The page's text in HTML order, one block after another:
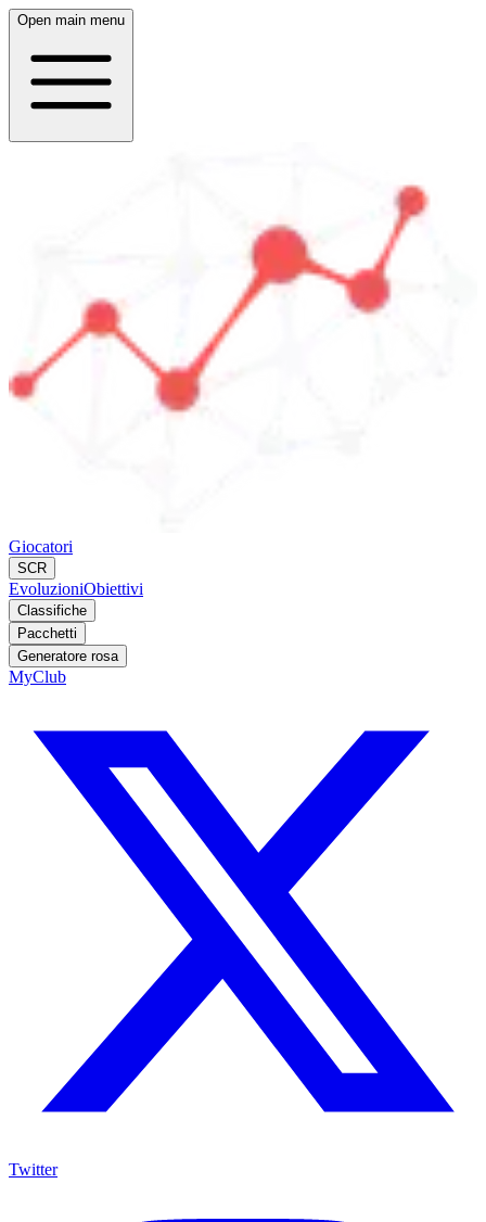
Open main menu
Giocatori
SCR
EvoluzioniObiettivi
Classifiche
Pacchetti
Generatore rosa
MyClub
Twitter